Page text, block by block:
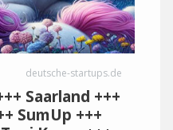
deutsche-startups.de
Saarland +++
SumUp +++